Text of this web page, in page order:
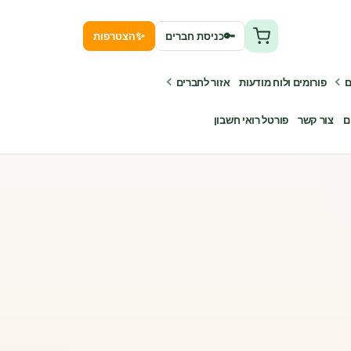
פורומים ולוח מודעות אזור לחברים
צור קשר פורטל רואי חשבון
🔑כניסת חברים ✨הצטרפות